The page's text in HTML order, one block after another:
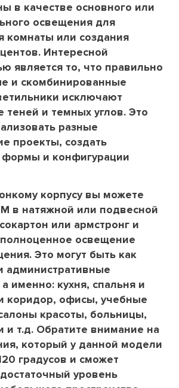
в качестве основного или
освещения для
комнаты или создания
Интересной
является то, что правильно
и скомбинированные
исключают
теней и темных углов. Это
разные
проекты, создать
и конфигурации
корпусу вы можете
в натяжной или подвесной
или армстронг и
освещение
Это могут быть как
административные
именно: кухня, спальня и
коридор, офисы, учебные
красоты, больницы,
и т.д. Обратите внимание на
который у данной модели
градусов и сможет
уровень